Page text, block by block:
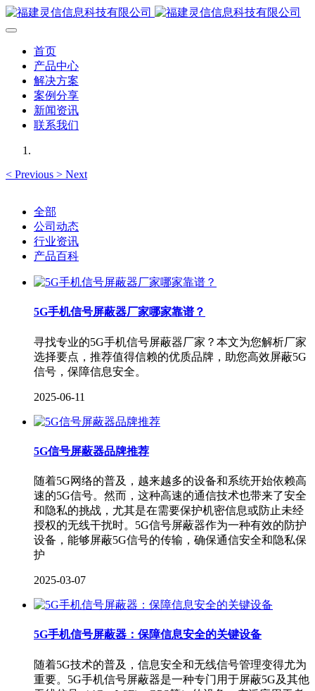
首页
产品中心
解决方案
案例分享
新闻资讯
联系我们
< Previous > Next
全部
公司动态
行业资讯
产品百科
5G手机信号屏蔽器厂家哪家靠谱？
寻找专业的5G手机信号屏蔽器厂家？本文为您解析厂家
选择要点，推荐值得信赖的优质品牌，助您高效屏蔽5G
信号，保障信息安全。
2025-06-11
5G信号屏蔽器品牌推荐
随着5G网络的普及，越来越多的设备和系统开始依赖高
速的5G信号。然而，这种高速的通信技术也带来了安全
和隐私的挑战，尤其是在需要保护机密信息或防止未经
授权的无线干扰时。5G信号屏蔽器作为一种有效的防护
设备，能够屏蔽5G信号的传输，确保通信安全和隐私保
护
2025-03-07
5G手机信号屏蔽器：保障信息安全的关键设备
随着5G技术的普及，信息安全和无线信号管理变得尤为
重要。5G手机信号屏蔽器是一种专门用于屏蔽5G及其他